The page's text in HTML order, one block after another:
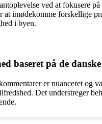
ved at
imødekomme forskellige
i byen.
baseret på de
er nuanceret
Det understreger